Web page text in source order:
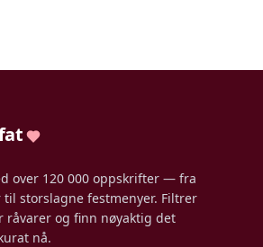
over 120 000 oppskrifter — fra
storslagne festmenyer. Filtrer
råvarer og finn nøyaktig det
nå.